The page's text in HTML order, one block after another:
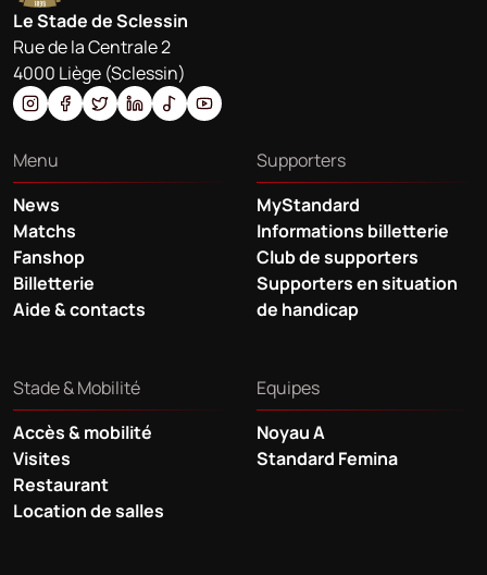
Le Stade de Sclessin
Rue de la Centrale 2
4000 Liège (Sclessin)
Menu
News
Matchs
Fanshop
Billetterie
Aide & contacts
Supporters
MyStandard
Informations billetterie
Club de supporters
Supporters en situation
de handicap
Stade & Mobilité
Accès & mobilité
Visites
Restaurant
Location de salles
Equipes
Noyau A
Standard Femina